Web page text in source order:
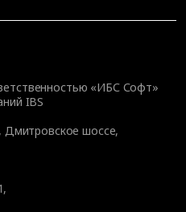
«ИБС Софт»
IBS
, Дмитровское шоссе,